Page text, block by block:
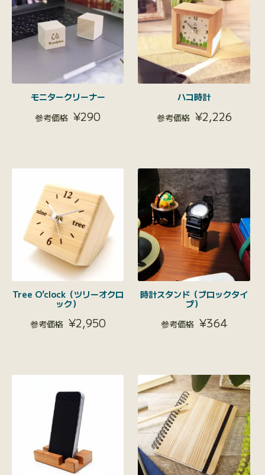
モニタークリーナー
¥290
ハコ時計
¥2,226
Tree O’clock（ツリーオクロ
ック）
¥2,950
時計スタンド（ブロックタイ
プ）
¥364